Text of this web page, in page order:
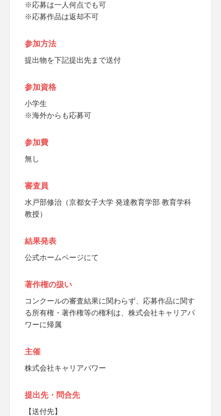
※応募は一人何点でも可
※応募作品は返却不可
参加方法
提出物を下記提出先まで送付
参加資格
小学生
※海外からも応募可
参加費
無し
審査員
水戸部修治（京都女子大学 発達教育学部 教育学科
教授）
結果発表
公式ホームページにて
著作権の扱い
コンクールの審査結果に関わらず、応募作品に関す
る所有権・著作権等の権利は、株式会社キャリアパ
ワーに帰属
主催
株式会社キャリアパワー
提出先・問合先
【送付先】